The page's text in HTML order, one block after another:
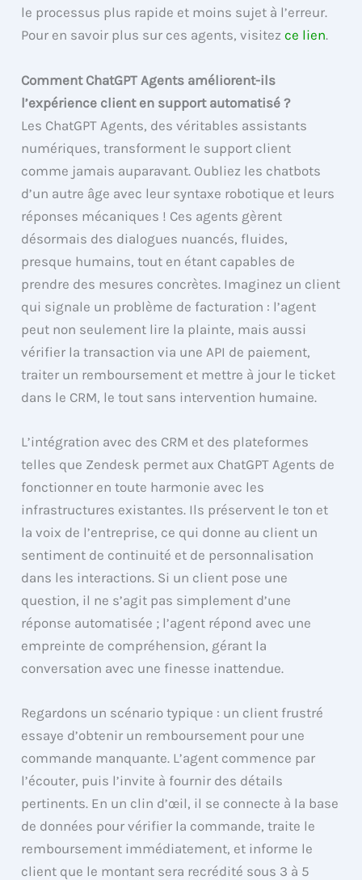
le processus plus rapide et moins sujet à l’erreur.
Pour en savoir plus sur ces agents, visitezce lien.
Comment ChatGPT Agents améliorent-ils
l’expérience client en support automatisé ?
Les ChatGPT Agents, des véritables assistants
numériques, transforment le support client
comme jamais auparavant. Oubliez les chatbots
d’un autre âge avec leur syntaxe robotique et leurs
réponses mécaniques ! Ces agents gèrent
désormais des dialogues nuancés, fluides,
presque humains, tout en étant capables de
prendre des mesures concrètes. Imaginez un client
qui signale un problème de facturation : l’agent
peut non seulement lire la plainte, mais aussi
vérifier la transaction via une API de paiement,
traiter un remboursement et mettre à jour le ticket
dans le CRM, le tout sans intervention humaine.
L’intégration avec des CRM et des plateformes
telles que Zendesk permet aux ChatGPT Agents de
fonctionner en toute harmonie avec les
infrastructures existantes. Ils préservent le ton et
la voix de l’entreprise, ce qui donne au client un
sentiment de continuité et de personnalisation
dans les interactions. Si un client pose une
question, il ne s’agit pas simplement d’une
réponse automatisée ; l’agent répond avec une
empreinte de compréhension, gérant la
conversation avec une finesse inattendue.
Regardons un scénario typique : un client frustré
essaye d’obtenir un remboursement pour une
commande manquante. L’agent commence par
l’écouter, puis l’invite à fournir des détails
pertinents. En un clin d’œil, il se connecte à la base
de données pour vérifier la commande, traite le
remboursement immédiatement, et informe le
client que le montant sera recrédité sous 3 à 5